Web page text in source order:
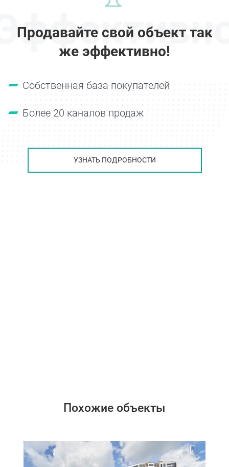
Продавайте свой объект так
же эффективно!
Собственная база покупателей
Более 20 каналов продаж
УЗНАТЬ ПОДРОБНОСТИ
Похожие объекты